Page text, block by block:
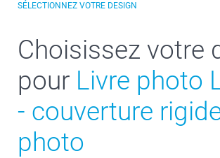
SÉLECTIONNEZ VOTRE DESIGN
Choisissez votre
pour Livre photo
- couverture
photo